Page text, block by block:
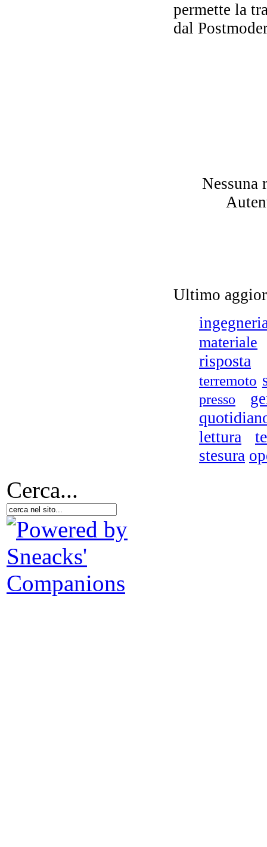
permette la
dal
Nessuna
Ultimo
materiale
risposta
terremoto
presso
lettura
stesura
Cerca...